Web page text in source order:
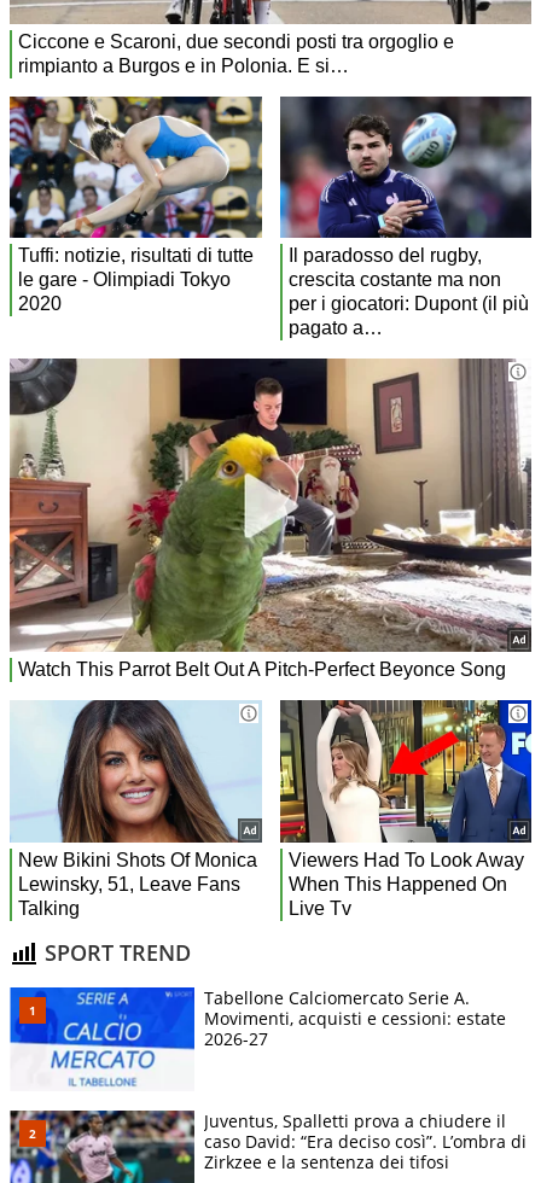
SPORT TREND
Tabellone Calciomercato Serie A.
Movimenti, acquisti e cessioni: estate
2026-27
Juventus, Spalletti prova a chiudere il
caso David: “Era deciso così”. L’ombra di
Zirkzee e la sentenza dei tifosi